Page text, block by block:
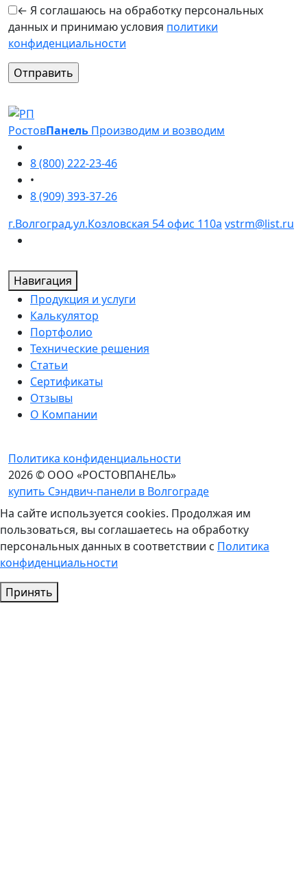
← Я соглашаюсь на обработку персональных
данных и принимаю условия политики
конфиденциальности
Оставьте это поле пустым.
РостовПанель Производим и возводим
8 (800) 222-23-46
•
8 (909) 393-37-26
г.Волгоград,ул.Козловская 54 офис 110а vstrm@list.ru
Навигация
Продукция и услуги
Калькулятор
Портфолио
Технические решения
Статьи
Сертификаты
Отзывы
О Компании
2026 © ООО «РОСТОВПАНЕЛЬ»
купить Сэндвич-панели в Волгограде
Политика конфиденциальности
На сайте используется cookies. Продолжая им
пользоваться, вы соглашаетесь на обработку
персональных данных в соответствии с Политика
конфиденциальности
Принять